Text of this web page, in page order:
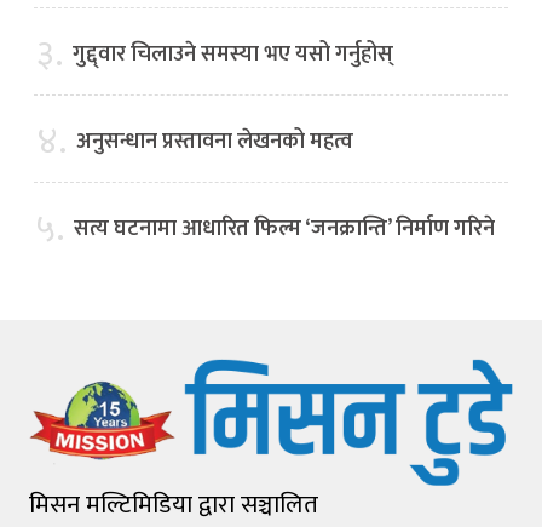
३. गुद्द्वार चिलाउने समस्या भए यसो गर्नुहोस्
४. अनुसन्धान प्रस्तावना लेखनको महत्व
५. सत्य घटनामा आधारित फिल्म ‘जनक्रान्ति’ निर्माण गरिने
मिसन मल्टिमिडिया द्वारा सञ्चालित